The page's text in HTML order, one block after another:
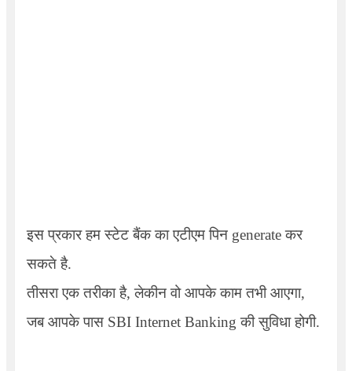
इस प्रकार हम स्टेट बैंक का एटीएम पिन generate कर
सकते है.
तीसरा एक तरीका है, लेकीन वो आपके काम तभी आएगा,
जब आपके पास SBI Internet Banking की सुविधा होगी.